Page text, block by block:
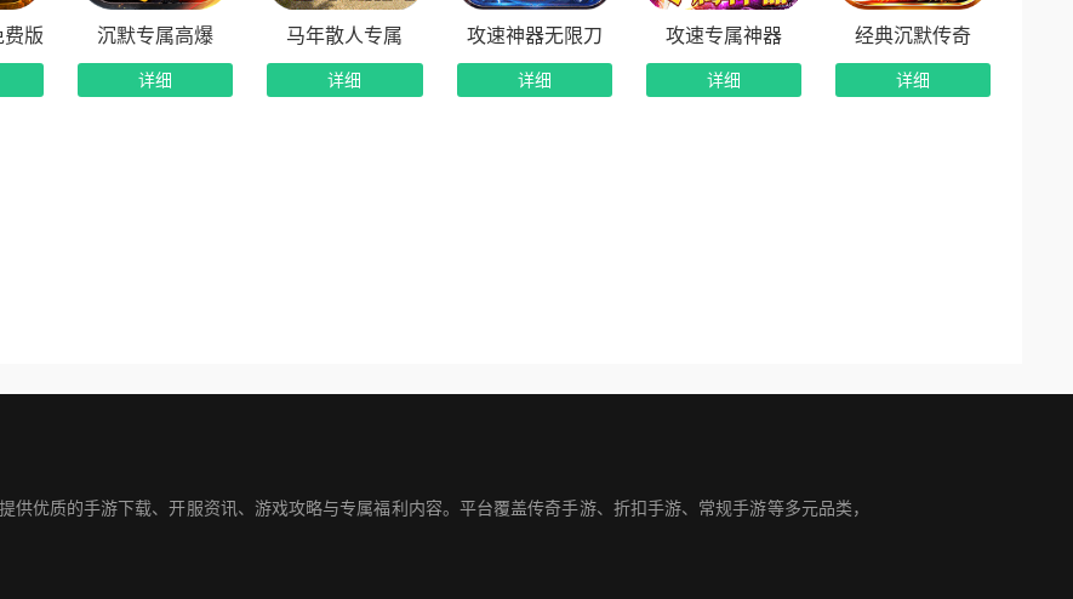
费版 沉默专属高爆
详细
马年散人专属
详细
攻速神器无限刀
详细
攻速专属神器
详细
经典沉默传奇
详细
优质的手游下载、开服资讯、游戏攻略与专属福利内容。平台覆盖传奇手游、折扣手游、常规手游等多元品类，